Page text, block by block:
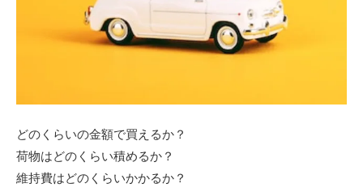
どのくらいの金額で買えるか？
荷物はどのくらい積めるか？
維持費はどのくらいかかるか？